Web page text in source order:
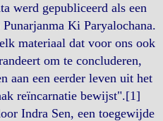
werd gepubliceerd als een
Ki Paryalochana.
materiaal dat voor ons ook
om te concluderen,
aan een eerder leven uit het
reïncarnatie bewijst".[1]
Indra Sen, een toegewijde